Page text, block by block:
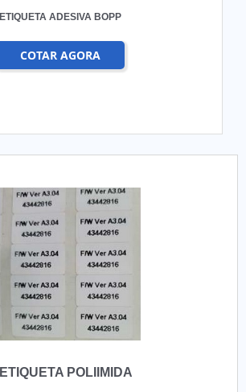
ETIQUETA ADESIVA BOPP
COTAR AGORA
ETIQUETA POLIIMIDA